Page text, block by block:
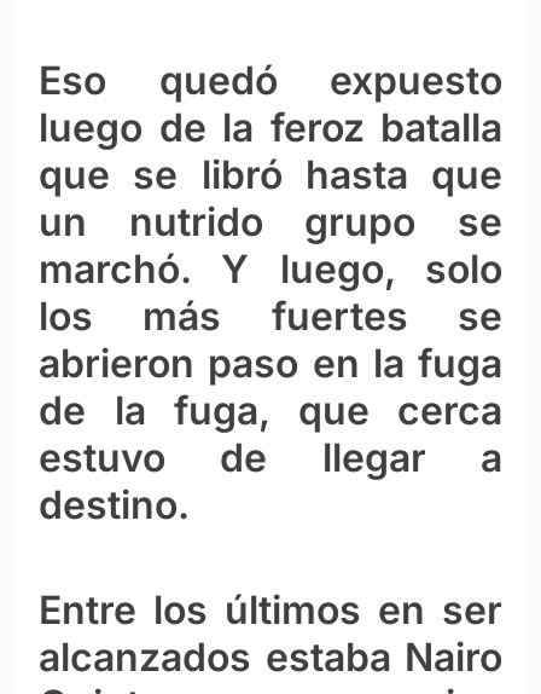
Eso quedó expuesto
luego de la feroz batalla
que se libró hasta que
un nutrido grupo se
marchó. Y luego, solo
los más fuertes se
abrieron paso en la fuga
de la fuga, que cerca
estuvo de llegar a
destino.
Entre los últimos en ser
alcanzados estaba Nairo